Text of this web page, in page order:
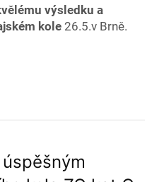
výsledku a
kole 26.5.v Brně.